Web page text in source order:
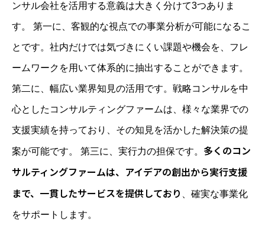
ンサル会社を活用する意義は大きく分けて3つありま
す。 第一に、客観的な視点での事業分析が可能になるこ
とです。社内だけでは気づきにくい課題や機会を、フレ
ームワークを用いて体系的に抽出することができます。
第二に、幅広い業界知見の活用です。戦略コンサルを中
心としたコンサルティングファームは、様々な業界での
支援実績を持っており、その知見を活かした解決策の提
案が可能です。 第三に、実行力の担保です。 多くのコン
サルティングファームは、アイデアの創出から実行支援
まで、一貫したサービスを提供しており
、確実な事業化
をサポートします。